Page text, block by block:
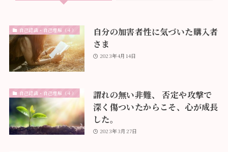
自己認識・自己理解（４）
自分の加害者性に気づいた購入者
さま
2023年4月14日
自己認識・自己理解（４）
謂れの無い非難、 否定や攻撃で
深く傷ついたからこそ、心が成長
した。
2023年3月27日